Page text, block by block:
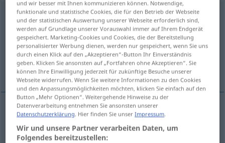
bestmöglich
Übersicht aller Übersetzungen
(Für mehr Details die Übersetzung anklicken/antippen)
o melhor possível
melhorpossível
und wir besser mit Ihnen kommunizieren können. Notwendige,
funktionale und statistische Cookies, die für den Betrieb der Webseite
und der statistischen Auswertung unserer Webseite erforderlich sind,
werden auf Grundlage unserer Vorauswahl immer auf Ihrem Endgerät
gespeichert. Marketing-Cookies und Cookies, die der Bereitstellung
personalisierter Werbung dienen, werden nur gespeichert, wenn Sie uns
durch einen Klick auf den „Akzeptieren“-Button Ihr Einverständnis
geben. Klicken Sie ansonsten auf „Fortfahren ohne Akzeptieren“. Sie
können Ihre Einwilligung jederzeit für zukünftige Besuche unserer
Webseite widerrufen. Wenn Sie weitere Informationen zu den Cookies
und den Anpassungsmöglichkeiten möchten, klicken Sie einfach auf den
Button „Mehr Optionen“. Weitergehende Hinweise zu der
Datenverarbeitung entnehmen Sie ansonsten unserer
Datenschutzerklärung. Hier finden Sie unserImpressum.
Wir und unsere Partner verarbeiten Daten, um
Folgendes bereitzustellen: